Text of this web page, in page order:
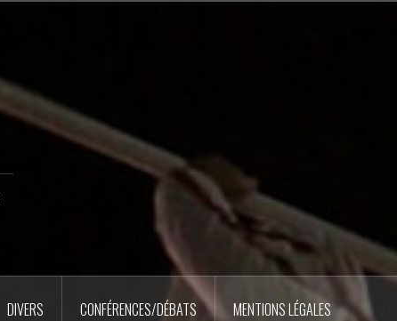
DIVERS CONFÉRENCES/DÉBATS MENTIONS LÉGALES